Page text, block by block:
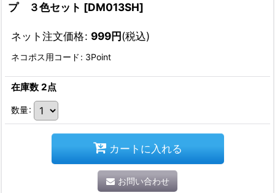
プ ３色セット [DM013SH]
ネット注文価格: 999円(税込)
ネコポス用コード : 3Point
在庫数 2点
数量:
カートに入れる
お問い合わせ